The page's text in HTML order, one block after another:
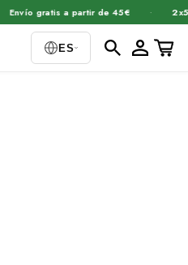
Envío gratis a partir de 45€
ES Iniciar
sesiónCarrito